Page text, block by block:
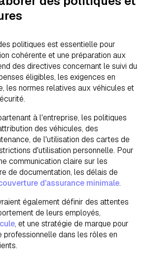
politiques est essentielle pour
cohérente et une préparation aux
des directives concernant le suivi du
éligibles, les exigences en
les normes relatives aux véhicules et
à l'entreprise, les politiques
des véhicules, des
de l'utilisation des cartes de
d'utilisation personnelle. Pour
communication claire sur les
de documentation, les délais de
d'assurance minimale.
également définir des attentes
de leurs employés,
, et une stratégie de marque pour
professionnelle dans les rôles en